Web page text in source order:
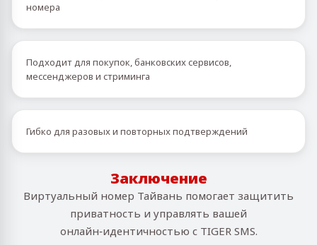
номера
Подходит для покупок, банковских сервисов,
мессенджеров и стриминга
Гибко для разовых и повторных подтверждений
Заключение
Виртуальный номер Тайвань помогает защитить
приватность и управлять вашей
онлайн‑идентичностью с TIGER SMS.